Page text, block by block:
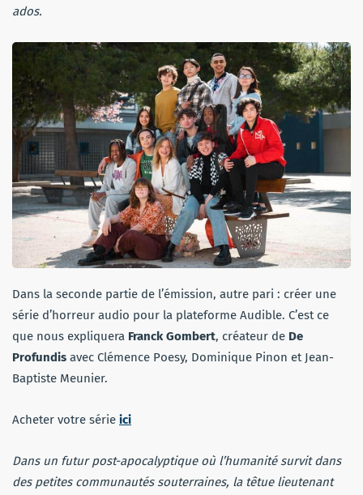
ados.
Dans la seconde partie de l’émission, autre pari : créer une
série d’horreur audio pour la plateforme Audible. C’est ce
que nous expliquera Franck Gombert, créateur de De
Profundis avec Clémence Poesy, Dominique Pinon et Jean-
Baptiste Meunier.
Acheter votre série ici
Dans un futur post-apocalyptique où l’humanité survit dans
des petites communautés souterraines, la têtue lieutenant